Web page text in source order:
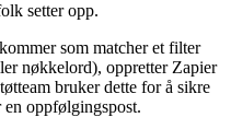
setter opp.
som matcher et filter
nøkkelord), oppretter Zapier
bruker dette for å sikre
oppfølgingspost.